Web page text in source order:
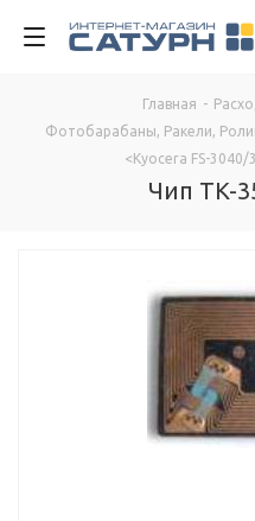
Главная -
Фотобарабаны, Ракели,
<Kyocera FS-
Чип TK-